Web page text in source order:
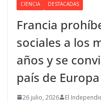
CIENCIA DESTACADAS
Francia
sociales a los
años y se
país de
26 julio, 2026 El